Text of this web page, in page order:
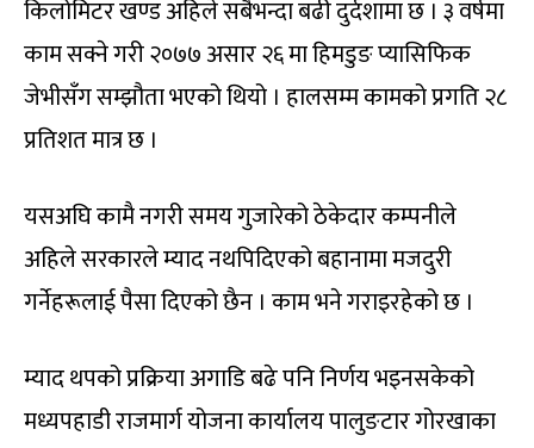
किलोमिटर खण्ड अहिले सबैभन्दा बढी दुर्दशामा छ । ३ वर्षमा
काम सक्ने गरी २०७७ असार २६ मा हिमडुङ प्यासिफिक
जेभीसँग सम्झौता भएको थियो । हालसम्म कामको प्रगति २८
प्रतिशत मात्र छ ।
यसअघि कामै नगरी समय गुजारेको ठेकेदार कम्पनीले
अहिले सरकारले म्याद नथपिदिएको बहानामा मजदुरी
गर्नेहरूलाई पैसा दिएको छैन । काम भने गराइरहेको छ ।
म्याद थपको प्रक्रिया अगाडि बढे पनि निर्णय भइनसकेको
मध्यपहाडी राजमार्ग योजना कार्यालय पालुङटार गोरखाका